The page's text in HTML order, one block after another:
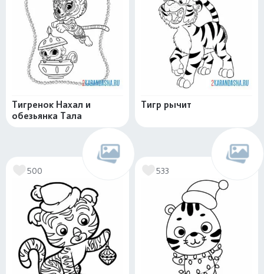
Тигренок Нахал и
обезьянка Тала
Тигр рычит
500 533